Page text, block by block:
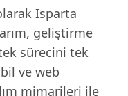
Isparta
geliştirme
sürecini tek
ve web
mimarileri ile